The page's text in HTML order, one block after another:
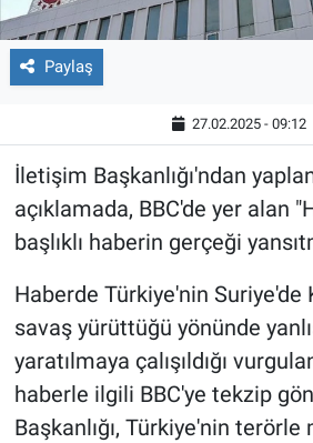
Paylaş
27.02.2025 - 09:12
İletişim Başkanlığı'ndan yaplan
açıklamada, BBC'de yer alan
başlıklı haberin gerçeği
Haberde Türkiye'nin Suriye'de
savaş yürüttüğü yönünde
yaratılmaya çalışıldığı
haberle ilgili BBC'ye tekzip
Başkanlığı, Türkiye'nin